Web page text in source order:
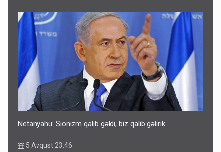
Rusiya Azərbaycan vətədaşlarını deport etdi
5 Avqust 11:53
Netanyahu: Sionizm qalib gəldi, biz qalib gəlirik
5 Avqust 23:46